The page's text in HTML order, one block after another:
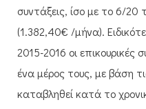
συντάξεις, ίσο με το 6/20
(1.382,40€ /μήνα).
2015-2016 οι επικουρικές
ένα μέρος τους, με βάση
καταβληθεί κατά το